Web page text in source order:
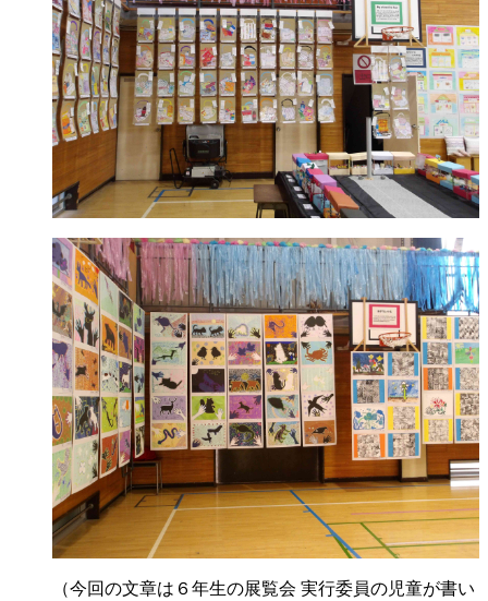
（今回の文章は６年生の展覧会 実行委員の児童が書い